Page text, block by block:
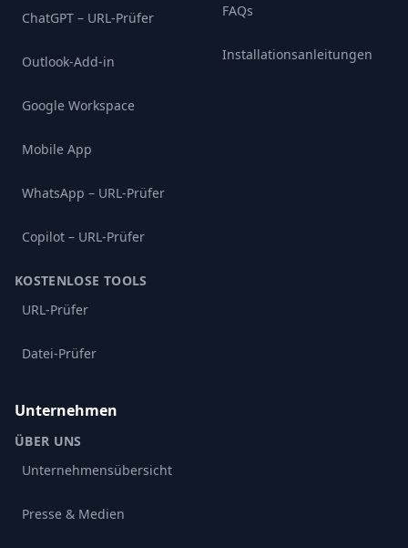
ChatGPT – URL-Prüfer
Outlook-Add-in
Google Workspace
Mobile App
WhatsApp – URL-Prüfer
Copilot – URL-Prüfer
KOSTENLOSE TOOLS
URL-Prüfer
Datei-Prüfer
FAQs
Installationsanleitungen
Unternehmen
ÜBER UNS
Unternehmensübersicht
Presse & Medien